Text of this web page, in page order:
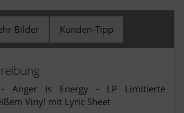
Bilder Kunden-Tipp
- Anger Is Energy - LP Limitierte
Vinyl mit Lyric Sheet